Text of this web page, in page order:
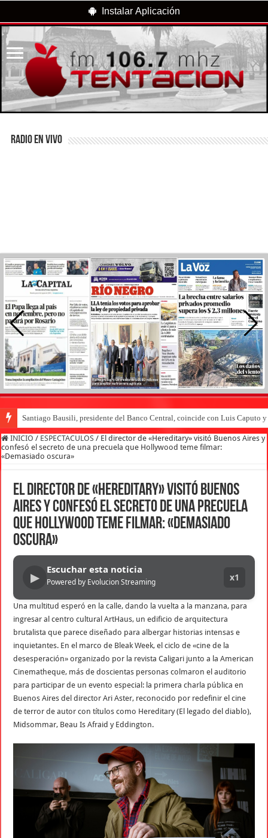
Instalar Aplicación
RADIO EN VIVO
Santiago Bausili, presidente del Banco Central, coincide con Luis Caputo
INICIO / ESPECTACULOS / El director de «Hereditary» visitó Buenos Aires y
confesó el secreto de una precuela que Hollywood teme filmar:
«Demasiado oscura»
El director de «Hereditary» visitó Buenos
Aires y confesó el secreto de una precuela
que Hollywood teme filmar: «Demasiado
oscura»
▶
Escuchar esta noticia
Powered by Evolucion Streaming x1
Una multitud esperó en la calle, dando la vuelta a la manzana, para
ingresar al centro cultural ArtHaus, un edificio de arquitectura
brutalista que parece diseñado para albergar historias intensas e
inquietantes. En el marco de Bleak Week, el ciclo de «cine de la
desesperación» organizado por la revista Caligari junto a la American
Cinematheque, más de doscientas personas colmaron el auditorio
para participar de un evento especial: la primera charla pública en
Buenos Aires del director Ari Aster, reconocido por redefinir el cine
de terror de autor con títulos como Hereditary (El legado del diablo),
Midsommar, Beau Is Afraid y Eddington.